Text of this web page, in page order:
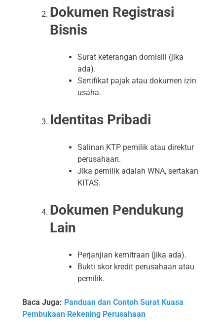
Dokumen Registrasi
Bisnis
Surat keterangan domisili (jika
ada).
Sertifikat pajak atau dokumen izin
usaha.
Identitas Pribadi
Salinan KTP pemilik atau direktur
perusahaan.
Jika pemilik adalah WNA, sertakan
KITAS.
Dokumen Pendukung
Lain
Perjanjian kemitraan (jika ada).
Bukti skor kredit perusahaan atau
pemilik.
Baca Juga: Panduan dan Contoh Surat Kuasa
Pembukaan Rekening Perusahaan